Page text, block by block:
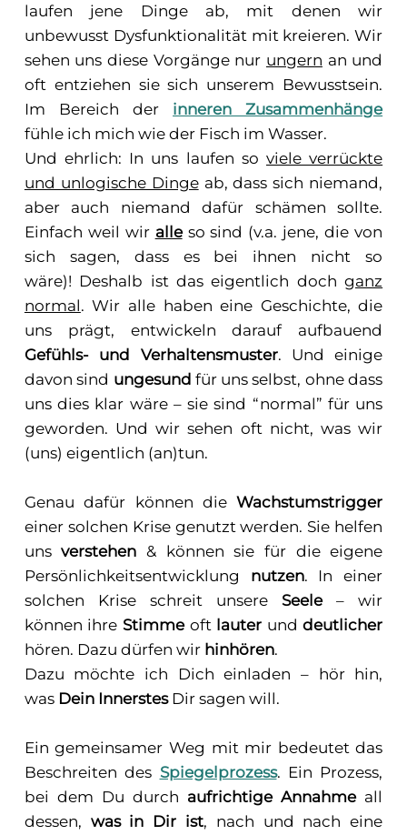
laufen jene Dinge ab, mit denen wir
unbewusst Dysfunktionalität mit kreieren. Wir
sehen uns diese Vorgänge nur ungern an und
oft entziehen sie sich unserem Bewusstsein.
Im Bereich der inneren Zusammenhänge
fühle ich mich wie der Fisch im Wasser.
Und ehrlich: In uns laufen so viele verrückte
und unlogische Dingeab, dass sich niemand,
aber auch niemand dafür schämen sollte.
Einfach weil wir alleso sind (v.a. jene, die von
sich sagen, dass es bei ihnen nicht so
wäre)! Deshalb ist das eigentlich dochganz
normal. Wir alle haben eine Geschichte, die
uns prägt, entwickeln darauf aufbauend
Gefühls- und Verhaltensmuster. Und einige
davon sind ungesund für uns selbst, ohne dass
uns dies klar wäre – sie sind “normal” für uns
geworden. Und wir sehen oft nicht, was wir
(uns) eigentlich (an)tun.
Genau dafür können dieWachstumstrigger
einer solchen Krise genutzt werden. Sie helfen
unsverstehen& können sie für die eigene
Persönlichkeitsentwicklung nutzen. In einer
solchen Krise schreit unsere Seele– wir
können ihre Stimme oft lauter unddeutlicher
hören. Dazu dürfen wir hinhören.
Dazu möchte ich Dich einladen – hör hin,
was Dein InnerstesDir sagen will.
Ein gemeinsamer Weg mit mir bedeutet das
Beschreiten des Spiegelprozess. Ein Prozess,
bei dem Du durch aufrichtige Annahmeall
dessen, was in Dir ist, nach und nach eine